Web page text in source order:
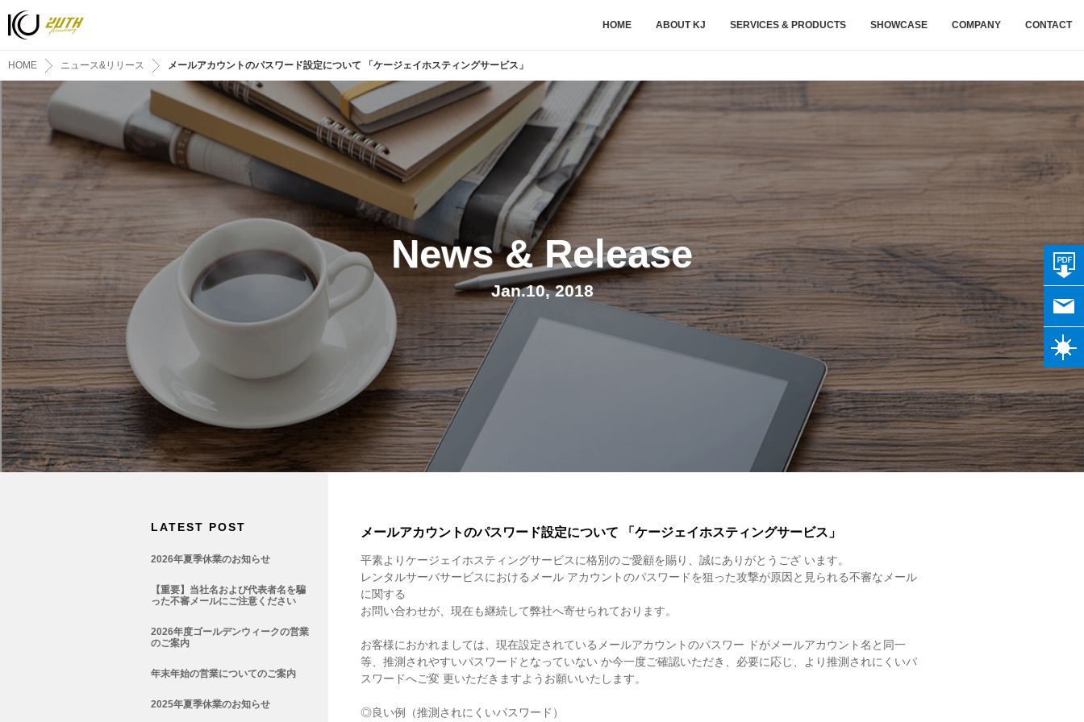
HOME ABOUT KJ SERVICES & PRODUCTS SHOWCASE COMPANY CONTACT
HOME ニュース&リリース メールアカウントのパスワード設定について 「ケージェイホスティングサービス」
News & Release
Jan.10, 2018
メールアカウントのパスワード設定について 「ケージェイホスティングサービス」
平素よりケージェイホスティングサービスに格別のご愛顧を賜り、誠にありがとうござ います。
レンタルサーバサービスにおけるメール アカウントのパスワードを狙った攻撃が原因と見られる不審なメール
に関する
お問い合わせが、現在も継続して弊社へ寄せられております。
お客様におかれましては、現在設定されているメールアカウントのパスワー ドがメールアカウント名と同一
等、推測されやすいパスワードとなっていない か今一度ご確認いただき、必要に応じ、より推測されにくいパ
スワードへご変 更いただきますようお願いいたします。
◎良い例（推測されにくいパスワード）
LATEST POST
2026年夏季休業のお知らせ
【重要】当社名および代表者名を騙
った不審メールにご注意ください
2026年度ゴールデンウィークの営業
のご案内
年末年始の営業についてのご案内
2025年夏季休業のお知らせ